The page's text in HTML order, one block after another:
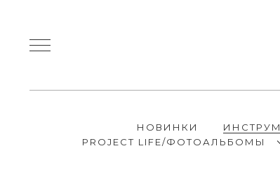
НОВИНКИ
PROJECT LIFE/ФОТОАЛЬБОМЫ